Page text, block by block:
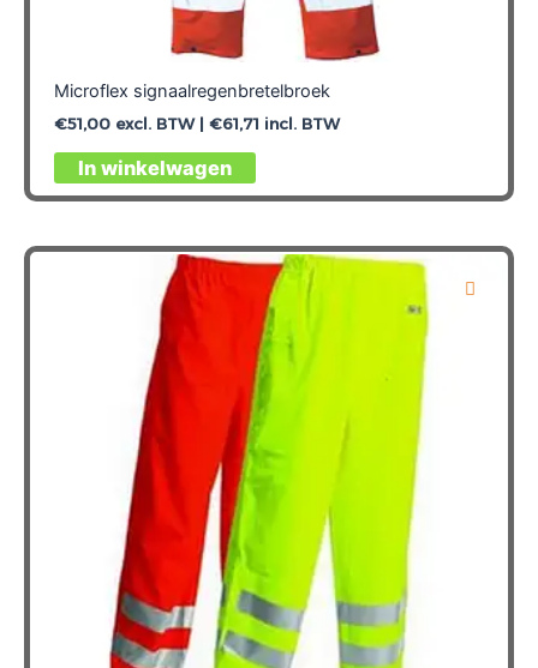
Microflex signaalregenbretelbroek
€51,00excl. BTW | €61,71 incl. BTW
In winkelwagen
Dit
product
meerdere
variaties.
Deze
optie
kan
gekozen
worden
op
de
productpagina